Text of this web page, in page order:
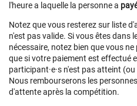
l'heure a laquelle la personne a
Notez que vous resterez sur liste
n'est pas valide. Si vous êtes dans
nécessaire, notez bien que vous
que si votre paiement est effectué
participant·e·s n'est pas atteint
Nous rembourserons les
d'attente après la compétition.